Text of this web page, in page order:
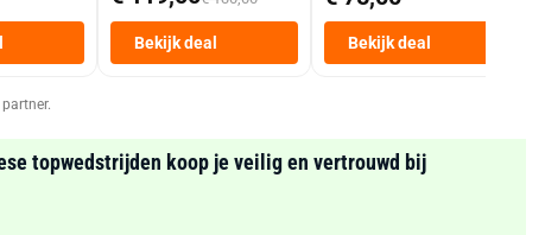
Personen
Heteluchtfriteuse
Zwart
Bekijk deal Bekijk deal
topwedstrijden koop je veilig en vertrouwd bij